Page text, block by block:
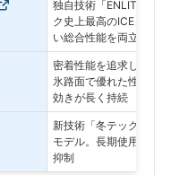
独自技術「ENLITEN」
ク史上最高のICEコント
い総合性能を両立した
密着性能を追求したプ
氷路面で優れた性能を
効きが長く持続
新技術「冬テック」で
モデル。長期使用後も
抑制